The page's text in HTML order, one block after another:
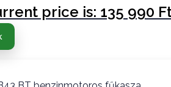
price is: 135 990